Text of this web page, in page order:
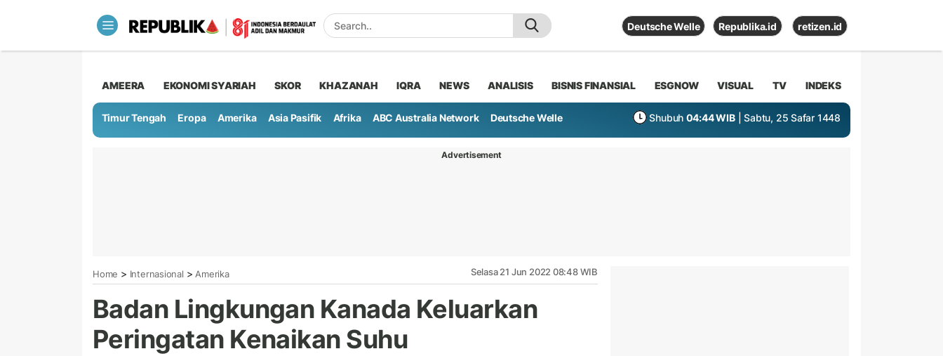
Deutsche Welle Republika.id retizen.id
AMEERA EKONOMI SYARIAH SKOR KHAZANAH IQRA NEWS ANALISIS BISNIS FINANSIAL ESGNOW VISUAL TV INDEKS
Timur Tengah Eropa Amerika Asia Pasifik Afrika ABC Australia Network Deutsche Welle Shubuh 04:44 WIB | Sabtu, 25 Safar 1448
Advertisement
Home > Internasional > Amerika Selasa 21 Jun 2022 08:48 WIB
Badan Lingkungan Kanada Keluarkan
Peringatan Kenaikan Suhu